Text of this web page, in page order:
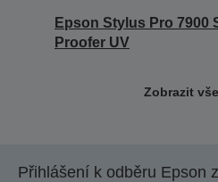
Epson Stylus Pro 7900
Proofer UV
Zobrazit vše
Přihlášení k odběru Epson